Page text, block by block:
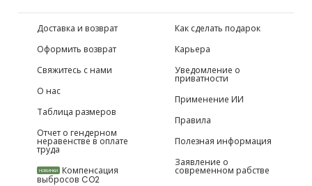
Доставка и возврат
Оформить возврат
Свяжитесь с нами
О нас
Таблица размеров
Отчет о гендерном
неравенстве в оплате
труда
НОВИНКИ Компенсация
выбросов CO2
Как сделать подарок
Карьера
Уведомление о
приватности
Применение ИИ
Правила
Полезная информация
Заявление о
современном рабстве